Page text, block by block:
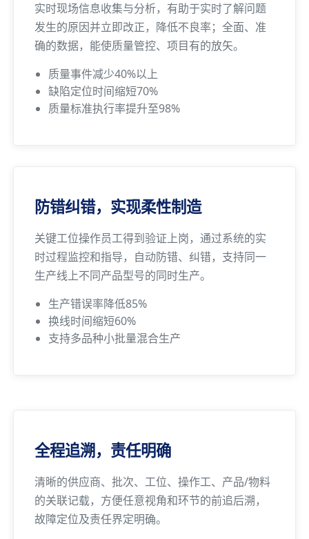
实时现场信息收集与分析，有助于实时了解问题
发生的原因并立即改正，降低不良率；全面、准
确的数据，能使质量管控、项目有的放矢。
质量事件减少40%以上
缺陷定位时间缩短70%
质量标准执行率提升至98%
防错纠错，实现柔性制造
关键工位操作员工得到验证上岗，通过系统的实
时过程监控和指导，自动防错、纠错，支持同一
生产线上不同产品型号的同时生产。
生产错误率降低85%
换线时间缩短60%
支持多品种小批量混合生产
全程追溯，责任明确
清晰的供应商、批次、工位、操作工、产品/物料
的关联记载，方便任意视角和环节的前追后溯，
故障定位及责任界定明确。